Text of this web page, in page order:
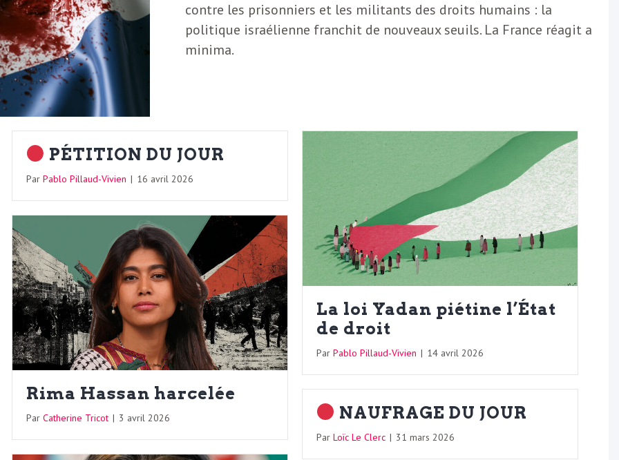
contre les prisonniers et les militants des droits humains : la
politique israélienne franchit de nouveaux seuils. La France réagit a
minima.
PÉTITION DU JOUR
Par Pablo Pillaud-Vivien | 16 avril 2026
La loi Yadan piétine l’État
de droit
Par Pablo Pillaud-Vivien | 14 avril 2026
Rima Hassan harcelée
Par Catherine Tricot | 3 avril 2026 NAUFRAGE DU JOUR
Par Loïc Le Clerc | 31 mars 2026